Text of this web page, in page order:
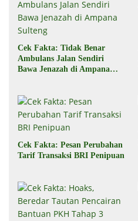
Cek Fakta: Tidak Benar
Ambulans Jalan Sendiri
Bawa Jenazah di Ampana
Cek Fakta: Pesan Perubahan
Tarif Transaksi BRI Penipuan